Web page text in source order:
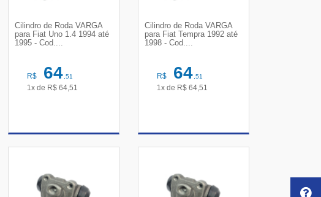
Cilindro de Roda VARGA
para Fiat Uno 1.4 1994 até
1995 - Cod....
R$ 64,51
1x de R$ 64,51
Cilindro de Roda VARGA
para Fiat Tempra 1992 até
1998 - Cod....
R$ 64,51
1x de R$ 64,51